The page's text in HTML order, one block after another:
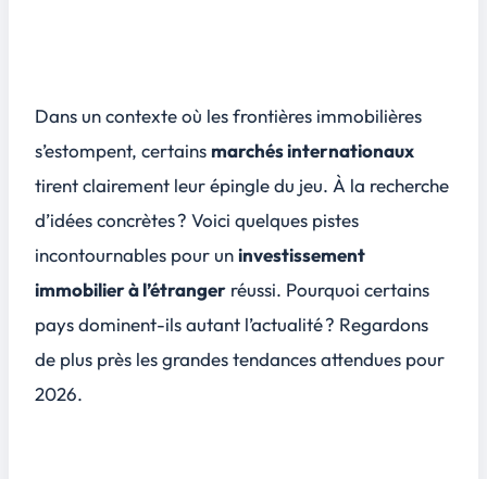
Dans un contexte où les frontières immobilières
s’estompent, certains marchés internationaux
tirent clairement leur épingle du jeu. À la recherche
d’idées concrètes ? Voici quelques pistes
incontournables pour uninvestissement
immobilier à l’étranger réussi. Pourquoi certains
pays dominent-ils autant l’actualité ? Regardons
de plus près les grandes tendances attendues pour
2026.